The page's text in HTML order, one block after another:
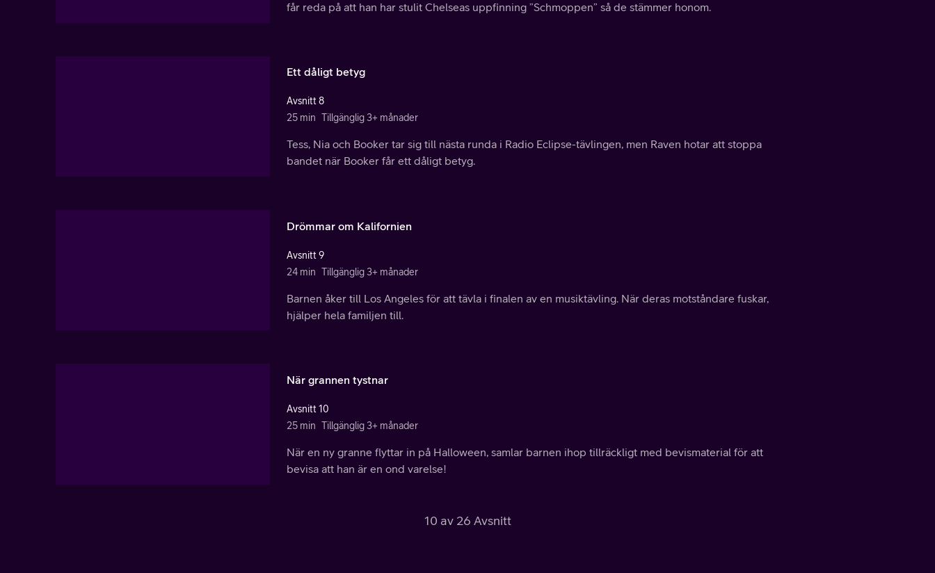
får reda på att han har stulit Chelseas uppfinning ”Schmoppen” så de stämmer honom.
Ett dåligt betyg
Avsnitt 8
25 min Tillgänglig 3+ månader
Tess, Nia och Booker tar sig till nästa runda i Radio Eclipse-tävlingen, men Raven hotar att stoppa
bandet när Booker får ett dåligt betyg.
Drömmar om Kalifornien
Avsnitt 9
24 min Tillgänglig 3+ månader
Barnen åker till Los Angeles för att tävla i finalen av en musiktävling. När deras motståndare fuskar,
hjälper hela familjen till.
När grannen tystnar
Avsnitt 10
25 min Tillgänglig 3+ månader
När en ny granne flyttar in på Halloween, samlar barnen ihop tillräckligt med bevismaterial för att
bevisa att han är en ond varelse!
10 av 26 Avsnitt